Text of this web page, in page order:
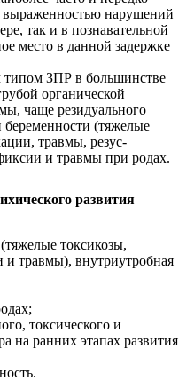
выраженностью нарушений
так и в познавательной
место в данной задержке
типом ЗПР в большинстве
органической
чаще резидуального
беременности (тяжелые
травмы, резус-
и травмы при родах.
развития
токсикозы,
травмы), внутриутробная
токсического и
на ранних этапах развития